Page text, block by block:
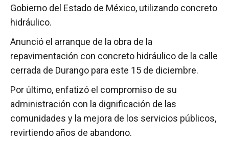
Gobierno del Estado de México, utilizando concreto
hidráulico.
Anunció el arranque de la obra de la
repavimentación con concreto hidráulico de la calle
cerrada de Durango para este 15 de diciembre.
Por último, enfatizó el compromiso de su
administración con la dignificación de las
comunidades y la mejora de los servicios públicos,
revirtiendo años de abandono.